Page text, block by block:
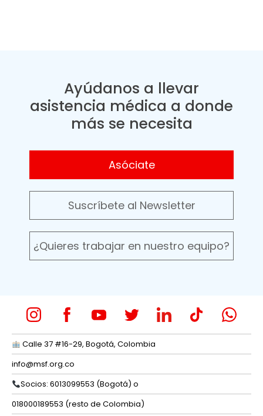
Ayúdanos a llevar
asistencia médica a donde
más se necesita
Asóciate
Suscríbete al Newsletter
¿Quieres trabajar en nuestro equipo?
Calle 37 #16-29, Bogotá, Colombia
info@msf.org.co
Socios: 6013099553 (Bogotá) o
018000189553 (resto de Colombia)